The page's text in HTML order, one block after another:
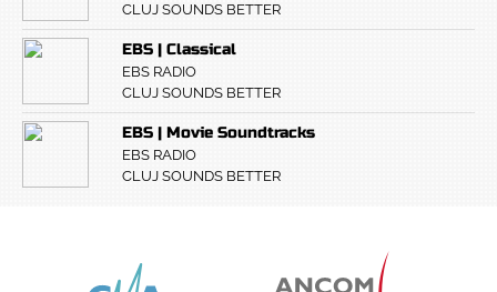
CLUJ SOUNDS BETTER
EBS | Classical
EBS RADIO
CLUJ SOUNDS BETTER
EBS | Movie Soundtracks
EBS RADIO
CLUJ SOUNDS BETTER